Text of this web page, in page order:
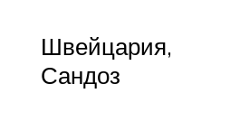
Швейцария,
Сандоз